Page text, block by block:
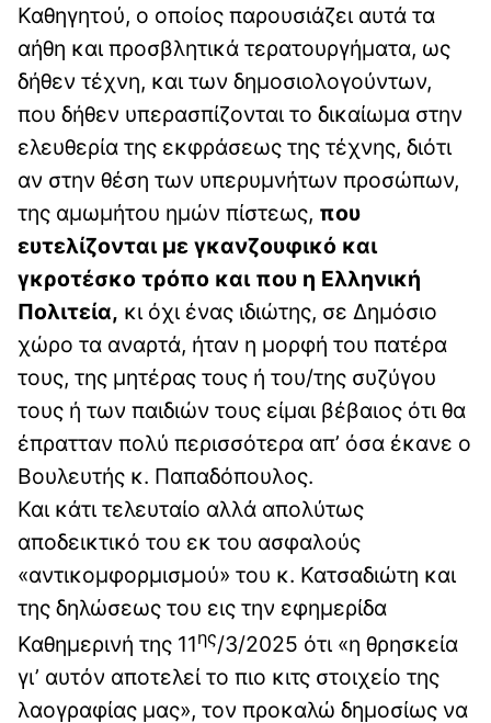
Καθηγητού, ο οποίος παρουσιάζει αυτά τα
αήθη και προσβλητικά τερατουργήματα, ως
δήθεν τέχνη, και των δημοσιολογούντων,
που δήθεν υπερασπίζονται το δικαίωμα στην
ελευθερία της εκφράσεως της τέχνης, διότι
αν στην θέση των υπερυμνήτων προσώπων,
της αμωμήτου ημών πίστεως, που
ευτελίζονται με γκανζουφικό και
γκροτέσκο τρόπο και που η Ελληνική
Πολιτεία, κι όχι ένας ιδιώτης, σε Δημόσιο
χώρο τα αναρτά, ήταν η μορφή του πατέρα
τους, της μητέρας τους ή του/της συζύγου
τους ή των παιδιών τους είμαι βέβαιος ότι θα
έπρατταν πολύ περισσότερα απ’ όσα έκανε ο
Βουλευτής κ. Παπαδόπουλος.
Και κάτι τελευταίο αλλά απολύτως
αποδεικτικό του εκ του ασφαλούς
«αντικομφορμισμού» του κ. Κατσαδιώτη και
της δηλώσεως του εις την εφημερίδα
Καθημερινή της 11ης/3/2025 ότι «η θρησκεία
γι’ αυτόν αποτελεί το πιο κιτς στοιχείο της
λαογραφίας μας», τον προκαλώ δημοσίως να